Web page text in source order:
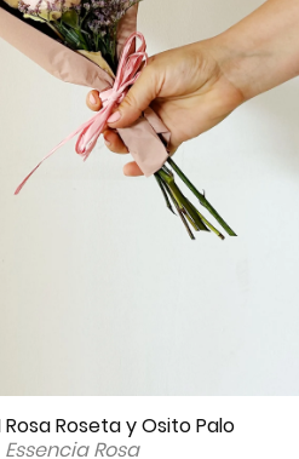
Rosa Roseta y Osito Palo
Essencia Rosa